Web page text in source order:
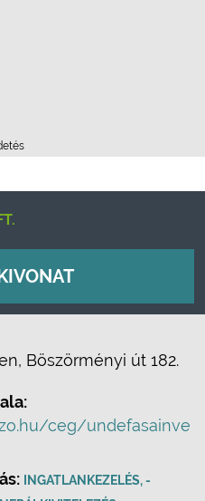
Böszörményi út 182.
ceg/undefasainve
INGATLANKEZELÉS, -